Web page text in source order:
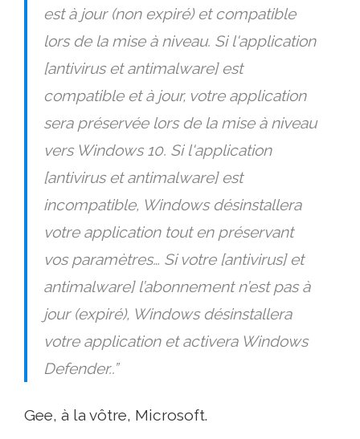
est à jour (non expiré) et compatible
lors de la mise à niveau. Si l'application
[antivirus et antimalware] est
compatible et à jour, votre application
sera préservée lors de la mise à niveau
vers Windows 10. Si l'application
[antivirus et antimalware] est
incompatible, Windows désinstallera
votre application tout en préservant
vos paramètres… Si votre [antivirus] et
antimalware] l’abonnement n’est pas à
jour (expiré), Windows désinstallera
votre application et activera Windows
Defender..”
Gee, à la vôtre, Microsoft.